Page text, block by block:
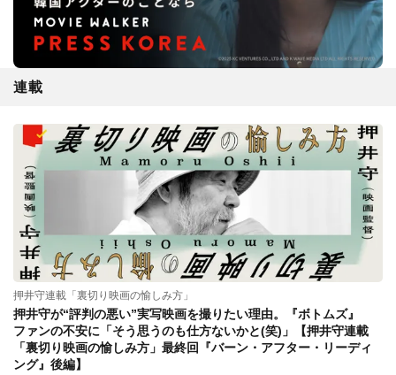
連載
押井守連載「裏切り映画の愉しみ方」
押井守が“評判の悪い”実写映画を撮りたい理由。『ボトムズ』
ファンの不安に「そう思うのも仕方ないかと(笑)」【押井守連載
「裏切り映画の愉しみ方」最終回『バーン・アフター・リーディ
ング』後編】